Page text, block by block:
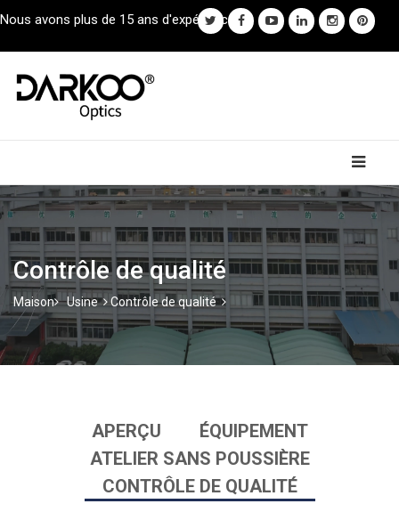
Nous avons plus de 15 ans d'expérience.
Contrôle de qualité
Maison Usine Contrôle de qualité
APERÇU
ÉQUIPEMENT
ATELIER SANS POUSSIÈRE
CONTRÔLE DE QUALITÉ